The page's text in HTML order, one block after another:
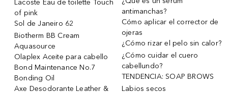
Lacoste Eau de toilette Touch
of pink
Sol de Janeiro 62
Biotherm BB Cream
Aquasource
Olaplex Aceite para cabello
Bond Maintenance No.7
Bonding Oil
Axe Desodorante Leather &
antimanchas?
Cómo aplicar el corrector de
ojeras
¿Cómo rizar el pelo sin calor?
¿Cómo cuidar el cuero
cabellundo?
TENDENCIA: SOAP BROWS
Labios secos